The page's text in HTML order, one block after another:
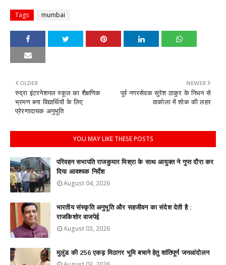
Tags mumbai
NEWER
पूर्व नगरसेवक सुरेश ठाकुर के निधन से
वाकोला में शोक की लहर
OLDER
रुद्रा इंटरनेशनल स्कूल का शैक्षणिक
भ्रमण बना विद्यार्थियों के लिए
प्रेरणादायक अनुभूति
YOU MAY LIKE THESE POSTS
परिवहन सभापति राजकुमार मिश्रा के साथ आयुक्त ने गुप्त दौरा कर
दिया आवश्यक निर्देश
August 04, 2026
भारतीय संस्कृति अनुभूति और सहजीवन का संदेश देती है :
राजकिशोर वाजपेई
August 03, 2026
मुलुंड की 256 एकड़ मिठागर भूमि बचाने हेतु शांतिपूर्ण जनआंदोलन